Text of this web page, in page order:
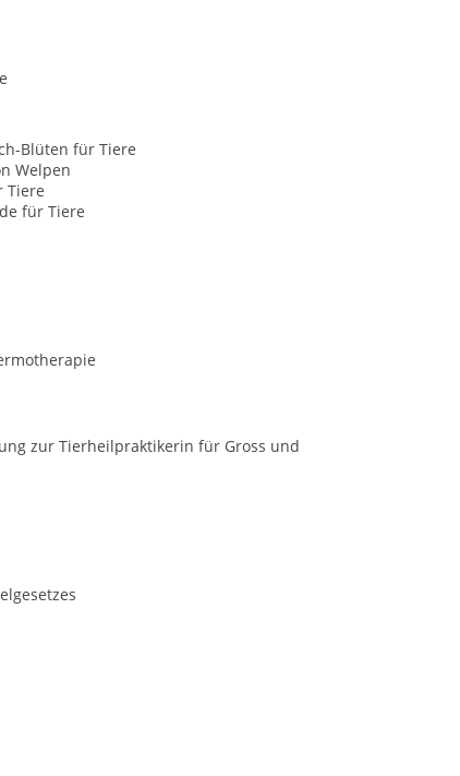
Blüten für Tiere
Welpen
Tiere
für Tiere
zur Tierheilpraktikerin für Gross und